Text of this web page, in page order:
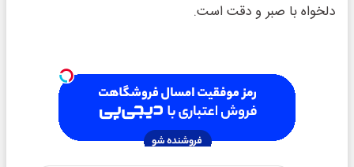
دلخواه با صبر و دقت است.